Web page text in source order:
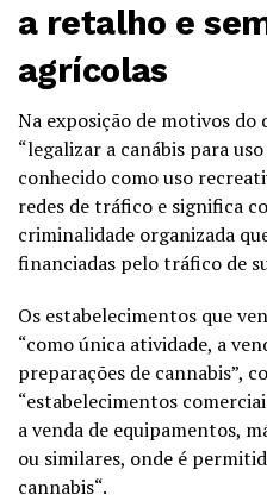
a retalho e
agrícolas
Na exposição de motivos
“legalizar a canábis para
conhecido como uso
redes de tráfico e significa
criminalidade organizada
financiadas pelo tráfico de
Os estabelecimentos que
“como única atividade, a
preparações de cannabis”,
“estabelecimentos
a venda de equipamentos,
ou similares, onde é
cannabis“.